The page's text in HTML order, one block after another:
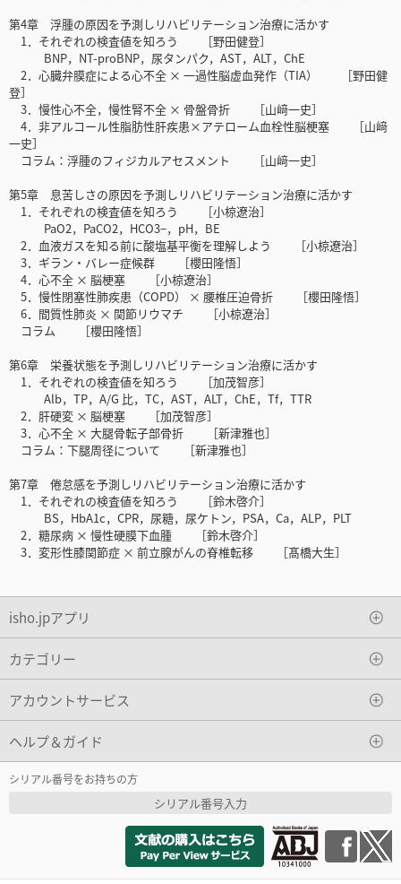
第4章 浮腫の原因を予測しリハビリテーション治療に活かす
1．それぞれの検査値を知ろう ［野田健登］
BNP，NT-proBNP，尿タンパク，AST，ALT，ChE
2．心臓弁膜症による心不全 × 一過性脳虚血発作（TIA） ［野田健
登］
3．慢性心不全，慢性腎不全 × 骨盤骨折 ［山﨑一史］
4．非アルコール性脂肪性肝疾患×アテローム血栓性脳梗塞 ［山﨑
一史］
コラム：浮腫のフィジカルアセスメント ［山﨑一史］
第5章 息苦しさの原因を予測しリハビリテーション治療に活かす
1．それぞれの検査値を知ろう ［小椋遼治］
PaO2，PaCO2，HCO3−，pH，BE
2．血液ガスを知る前に酸塩基平衡を理解しよう ［小椋遼治］
3．ギラン・バレー症候群 ［櫻田隆悟］
4．心不全 × 脳梗塞 ［小椋遼治］
5．慢性閉塞性肺疾患（COPD） × 腰椎圧迫骨折 ［櫻田隆悟］
6．間質性肺炎 × 関節リウマチ ［小椋遼治］
コラム ［櫻田隆悟］
第6章 栄養状態を予測しリハビリテーション治療に活かす
1．それぞれの検査値を知ろう ［加茂智彦］
Alb，TP，A/G 比，TC，AST，ALT，ChE，Tf，TTR
2．肝硬変 × 脳梗塞 ［加茂智彦］
3．心不全 × 大腿骨転子部骨折 ［新津雅也］
コラム：下腿周径について ［新津雅也］
第7章 倦怠感を予測しリハビリテーション治療に活かす
1．それぞれの検査値を知ろう ［鈴木啓介］
BS，HbA1c，CPR，尿糖，尿ケトン，PSA，Ca，ALP，PLT
2．糖尿病 × 慢性硬膜下血腫 ［鈴木啓介］
3．変形性膝関節症 × 前立腺がんの脊椎転移 ［髙橋大生］
isho.jpアプリ
カテゴリー
アカウントサービス
ヘルプ＆ガイド
シリアル番号をお持ちの方
シリアル番号入力